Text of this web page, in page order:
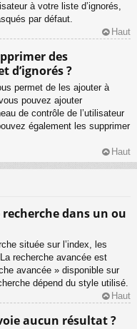
à votre liste d’ignorés,
par défaut.
Haut
des
d’ignorés ?
permet de les ajouter à
pouvez ajouter
de contrôle de l’utilisateur
également les supprimer
Haut
dans un ou
située sur l’index, les
recherche avancée est
avancée » disponible sur
dépend du style utilisé.
Haut
aucun résultat ?